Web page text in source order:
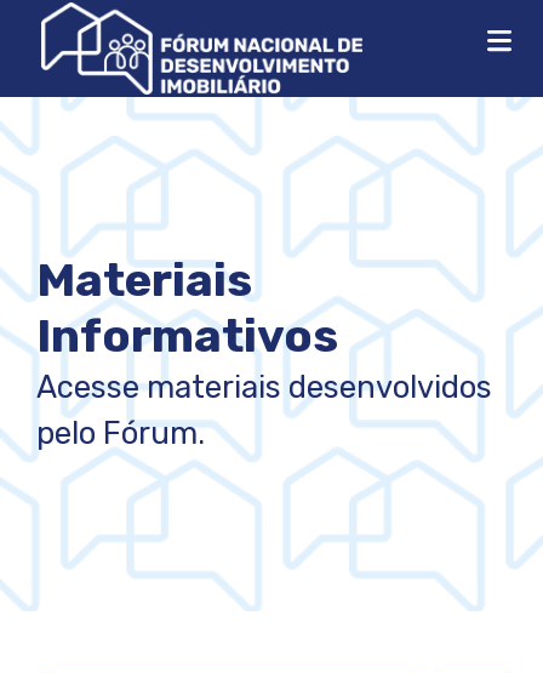
Materiais
Informativos
Acesse materiais desenvolvidos
pelo Fórum.